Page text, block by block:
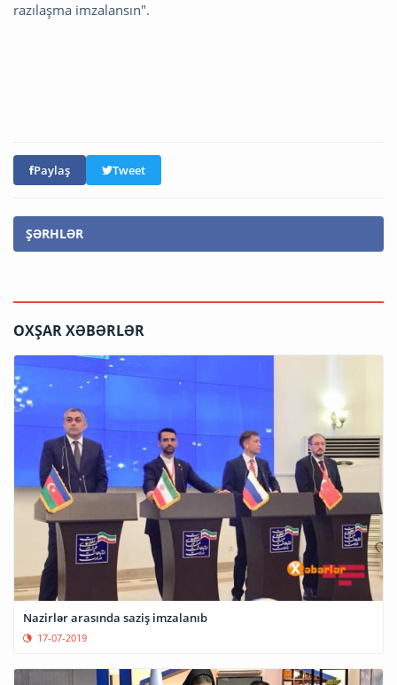
razılaşma imzalansın".
Paylaş Tweet
ŞƏRHLƏR
OXŞAR XƏBƏRLƏR
Nazirlər arasında saziş imzalanıb
17-07-2019